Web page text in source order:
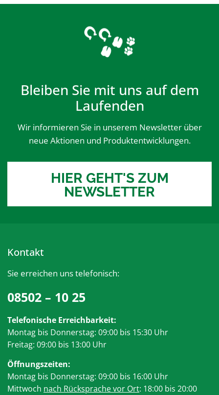
Bleiben Sie mit uns auf dem
Laufenden
Wir informieren Sie in unserem Newsletter über
neue Aktionen und Produktentwicklungen.
HIER GEHT'S ZUM
NEWSLETTER
Kontakt
Sie erreichen uns telefonisch:
08502 – 10 25
Telefonische Erreichbarkeit:
Montag bis Donnerstag: 09:00 bis 15:30 Uhr
Freitag: 09:00 bis 13:00 Uhr
Öffnungszeiten:
Montag bis Donnerstag: 09:00 bis 16:00 Uhr
Mittwoch nach Rücksprache vor Ort: 18:00 bis 20:00